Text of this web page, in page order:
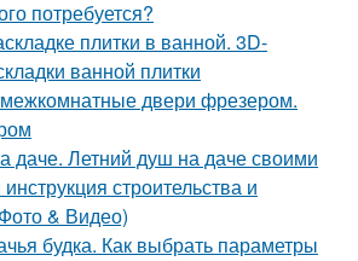
потребуется?
плитки в ванной. 3D-
ванной плитки
двери фрезером.
даче. Летний душ на даче своими
строительства и
& Видео)
будка. Как выбрать параметры